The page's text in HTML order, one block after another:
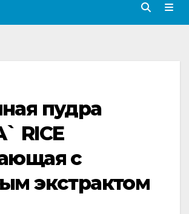
пудра
RICE
с
экстрактом